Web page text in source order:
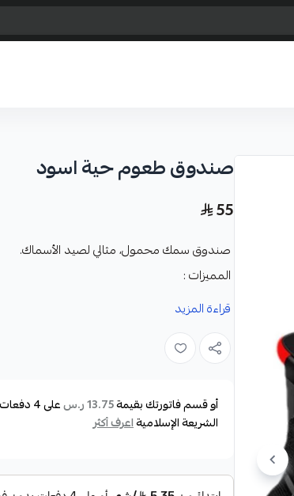
صندوق طعوم حية اسود
55
صندوق سمك محمول، مثالي لصيد الأسماك.
المميزات :
مصنوع من مادة قوية و مقاومة للماء مما
مزود بأحزمة قوية لسهولة الحمل.
يستخدم لحفظ الأسماك المصطادة بشكل
يمكن استخدامه لتنظيف الأسماك قبل الطهي.
خفيف الوزن.
قراءة المزيد
أو قسم فاتورتك بقيمة13.75 ر.س على4
الشريعة الإسلاميةاعرف أكثر